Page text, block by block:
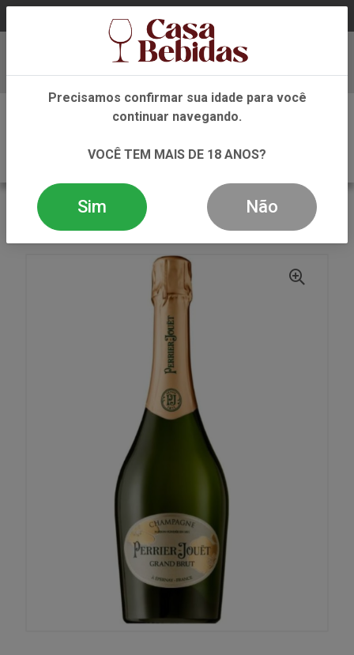
Baixe já nosso APP
VOLTAR
ESPUMANTE
CHAMPAGNE
CHAMPAGNE PERRIER JOUET BRUT 750 ML
Precisamos confirmar sua idade para você
continuar navegando.
VOCÊ TEM MAIS DE 18 ANOS?
Sim Não